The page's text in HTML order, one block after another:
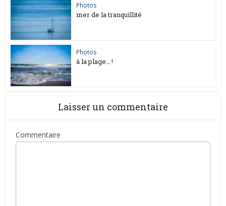
Photos
mer de la tranquillité
Photos
à la plage… !
Laisser un commentaire
Commentaire